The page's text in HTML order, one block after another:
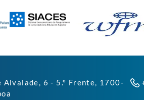
Alvalade, 6 - 5.º Frente, 1700-